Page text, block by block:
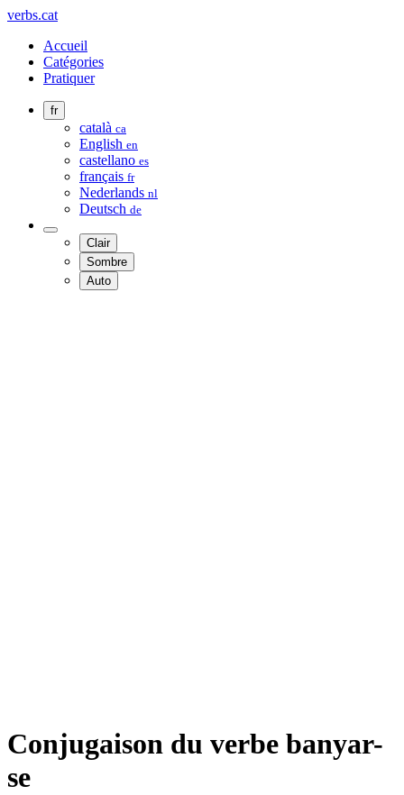
verbs.cat
Accueil
Catégories
Pratiquer
fr
català ca
English en
castellano es
français fr
Nederlands nl
Deutsch de
Clair
Sombre
Auto
Conjugaison du verbe banyar-
se